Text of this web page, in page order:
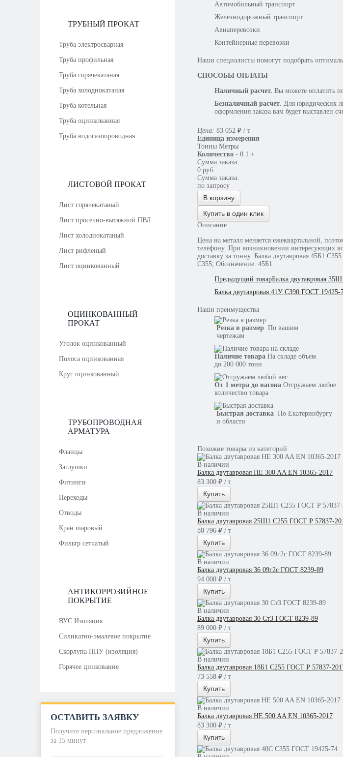
ТРУБНЫЙ ПРОКАТ
Труба электросварная
Труба профильная
Труба горячекатаная
Труба холоднокатаная
Труба котельная
Труба оцинкованная
Труба водогазопроводная
ЛИСТОВОЙ ПРОКАТ
Лист горячекатаный
Лист просечно-вытяжной ПВЛ
Лист холоднокатаный
Лист рифленый
Лист оцинкованный
ОЦИНКОВАННЫЙ
ПРОКАТ
Уголок оцинкованный
Полоса оцинкованная
Круг оцинкованный
ТРУБОПРОВОДНАЯ
АРМАТУРА
Фланцы
Заглушки
Фитинги
Переходы
Отводы
Кран шаровый
Фильтр сетчатый
АНТИКОРРОЗИЙНОЕ
ПОКРЫТИЕ
ВУС Изоляция
Силикатно-эмалевое покрытие
Скорлупа ППУ (изоляция)
Горячее цинкование
ОСТАВИТЬ ЗАЯВКУ
Получите персональное предложение
за 15 минут
Автомобильный транспорт
Железнодорожный транспорт
Авиаперевозки
Контейнерные перевозки
Наши специалисты помогут подобрать
СПОСОБЫ ОПЛАТЫ
Наличный расчет. Вы можете оплатить
Безналичный расчет. Для юридических
оформления заказа вам будет выставлен
Цена: 83 052 ₽ / т
Единица измерения
Тонны Метры
Количество - 0.1 +
Сумма заказа:
0 руб.
Сумма заказа:
по запросу
В корзину
Купить в один клик
Описание
Цена на металл меняется ежеквартальной,
телефону. При возникновении интересующих
доставку за тонну. Балка двутавровая 45Б1 С355 ГОСТ Р 57837-2017/26020-83 имеет
С355; Обозначение: 45Б1
Предыдущий товарБалка двутавровая
Балка двутавровая 41У С390 ГОСТ 19425-
Наши преимущества
Резка в размер По вашим
чертежам
Наличие товара На складе объем
до 200 000 тонн
От 1 метра до вагона Отгружаем любое
количество товара
Быстрая доставка По Екатеринбургу
и области
Похожие товары из категорий
В наличии
Балка двутавровая HE 300 AA EN 10365-2017
83 300 ₽ / т
Купить
В наличии
Балка двутавровая 25Ш1 С255 ГОСТ Р 57837-
80 796 ₽ / т
Купить
В наличии
Балка двутавровая 36 09г2с ГОСТ 8239-89
94 000 ₽ / т
Купить
В наличии
Балка двутавровая 30 Ст3 ГОСТ 8239-89
89 000 ₽ / т
Купить
В наличии
Балка двутавровая 18Б1 С255 ГОСТ Р 57837-
73 558 ₽ / т
Купить
В наличии
Балка двутавровая HE 500 AA EN 10365-2017
83 300 ₽ / т
Купить